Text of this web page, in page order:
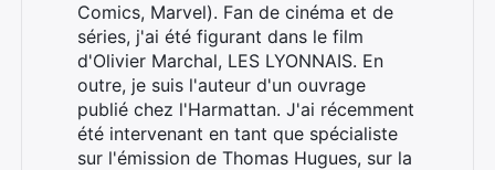
Comics, Marvel). Fan de cinéma et de
séries, j'ai été figurant dans le film
d'Olivier Marchal, LES LYONNAIS. En
outre, je suis l'auteur d'un ouvrage
publié chez l'Harmattan. J'ai récemment
été intervenant en tant que spécialiste
sur l'émission de Thomas Hugues, sur la